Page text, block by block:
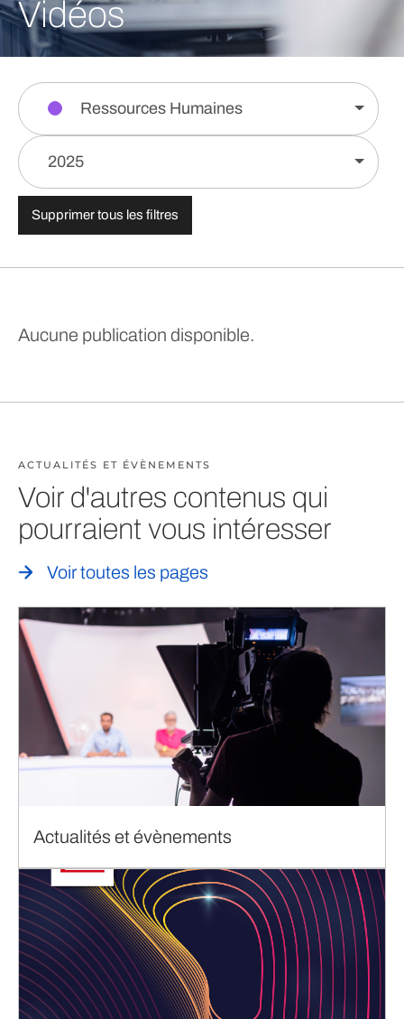
Vidéos
Ressources Humaines
2025
Supprimer tous les filtres
Aucune publication disponible.
ACTUALITÉS ET ÉVÈNEMENTS
Voir d'autres contenus qui
pourraient vous intéresser
Voir toutes les pages
Actualités et évènements